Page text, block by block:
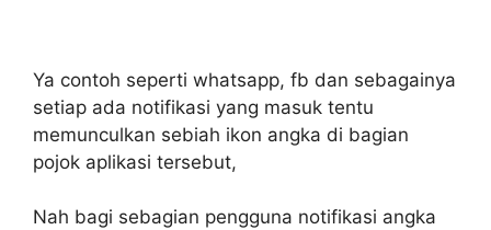
Ya contoh seperti whatsapp, fb dan sebagainya
setiap ada notifikasi yang masuk tentu
memunculkan sebiah ikon angka di bagian
pojok aplikasi tersebut,
Nah bagi sebagian pengguna notifikasi angka